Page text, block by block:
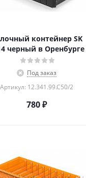
контейнер SK
черный в Оренбурге
Под заказ
Артикул: 12.341.99.С50/2
780₽